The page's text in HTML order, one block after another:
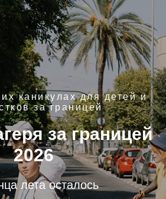
каникулах для детей и
за границей
за границей
2026
лета осталось